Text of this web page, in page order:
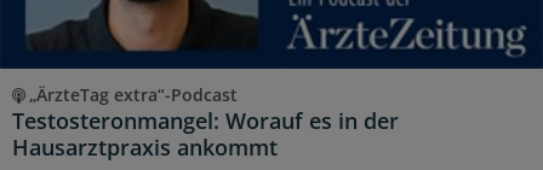
„ÄrzteTag extra“-Podcast
Testosteronmangel: Worauf es in der
Hausarztpraxis ankommt